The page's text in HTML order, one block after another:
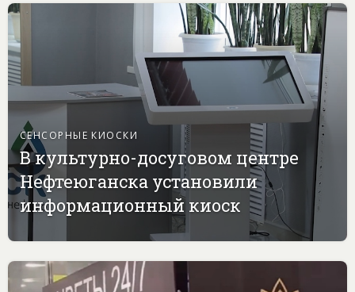
СЕНСОРНЫЕ КИОСКИ
В культурно-досуговом центре
Нефтеюганска установили
информационный киоск